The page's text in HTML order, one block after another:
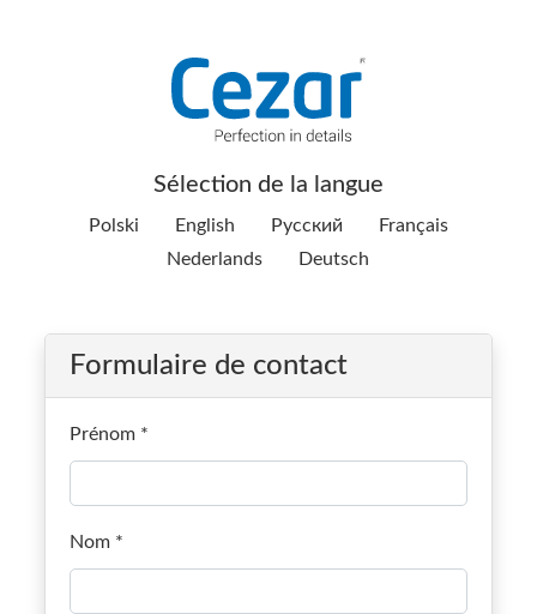
Sélection de la langue
Polski English Pусский
Français
Nederlands
Deutsch
Formulaire de contact
Prénom *
Nom *